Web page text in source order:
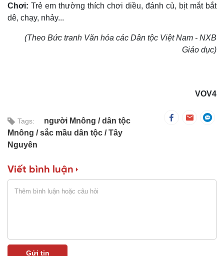
Chơi: Trẻ em thường thích chơi diều, đánh cù, bịt mắt bắt
dê, chạy, nhảy...
(Theo Bức tranh Văn hóa các Dân tộc Việt Nam - NXB
Giáo dục)
VOV4
Tags: người Mnông
dân tộc
Mnông
sắc mầu dân tộc
Tây
Nguyên
Viết bình luận